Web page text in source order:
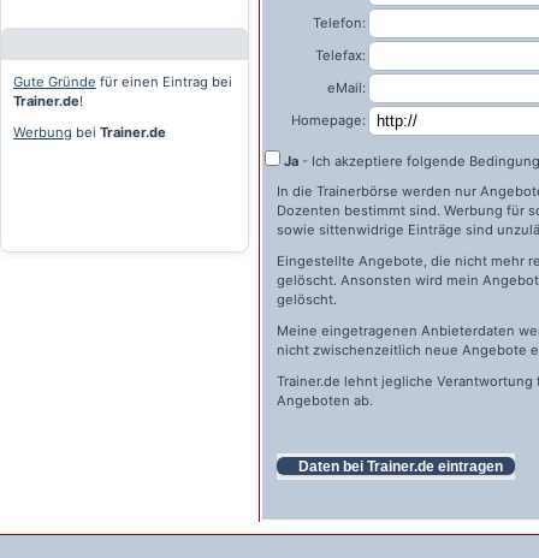
Gute Gründe für einen Eintrag bei
Trainer.de!
Werbung bei Trainer.de
Telefon:
Telefax:
eMail:
Homepage:
Ja - Ich akzeptiere folgende
In die Trainerbörse werden nur
Dozenten bestimmt sind. Werbung für
sowie sittenwidrige Einträge sind
Eingestellte Angebote, die nicht mehr
gelöscht. Ansonsten wird mein
gelöscht.
Meine eingetragenen Anbieterdaten
nicht zwischenzeitlich neue Angebote
Trainer.de lehnt jegliche
Angeboten ab.
Daten bei Trainer.de eintragen